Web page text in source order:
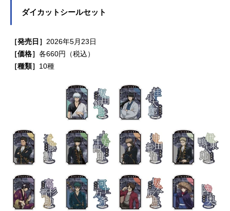
ダイカットシールセット
［発売日］ 2026年5月23日
［価格］ 各660円（税込）
［種類］ 10種